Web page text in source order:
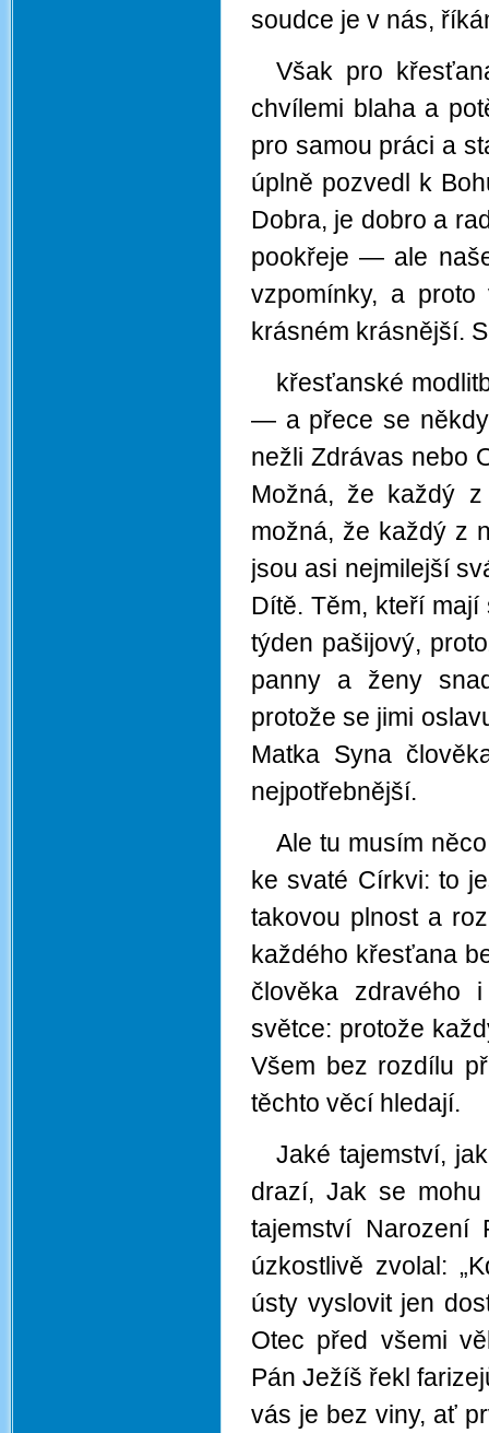
soudce je v nás,
Však pro
chvílemi blaha a
pro samou práci a
úplně pozvedl k
Dobra, je dobro a
pookřeje — ale
vzpomínky, a
krásném krásnější.
křesťanské
— a přece se někdy
nežli Zdrávas nebo
Možná, že každý
možná, že každý z
jsou asi nejmilejší
Dítě. Těm, kteří
týden pašijový,
panny a ženy
protože se jimi
Matka Syna
nejpotřebnější.
Ale tu musím
ke svaté Církvi: to
takovou plnost a
každého křesťana
člověka zdravého
světce: protože
Všem bez rozdílu
těchto věcí hledají.
Jaké tajemství,
drazí, Jak se
tajemství Narození
úzkostlivě zvolal:
ústy vyslovit jen
Otec před všemi
Pán Ježíš řekl
vás je bez viny, ať